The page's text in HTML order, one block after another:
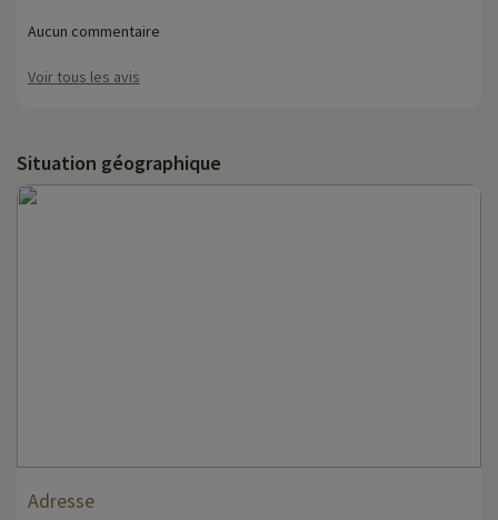
Aucun commentaire
Voir tous les avis
Situation géographique
Adresse